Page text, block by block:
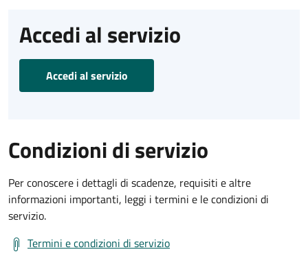
Accedi al servizio
Accedi al servizio
Condizioni di servizio
Per conoscere i dettagli di scadenze, requisiti e altre
informazioni importanti, leggi i termini e le condizioni di
servizio.
Termini e condizioni di servizio